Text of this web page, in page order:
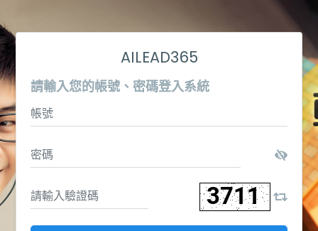
AILEAD365
請輸入您的帳號、密碼登入系統